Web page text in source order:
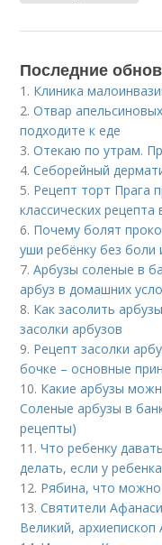
Последние
1. Клиника
2.Отвар
подходите к еде
3.Отекаю по утрам.
4.Себорейный
5. Рецепт торт Прага
классических
6. Почему болят
уши ребёнку без боли
7.Арбузы соленые в
арбуз в домашних
8. Как засолить
засолки арбузов
9. Рецепт засолки
бочке – основные
10. Какие арбузы
Соленые арбузы в
рецепты)
11.Что ребенку
делать, если у
12. Рябина, что можно
13.Святители
Великий, архиепископ